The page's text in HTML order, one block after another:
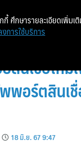
เดิน
สินเชื่อให
พอร์ตสินเชื่
18 มิ.ย. 67 9:47
กี้ ศึกษารายละเอียดเพิ่มเ
การใช้บริการ